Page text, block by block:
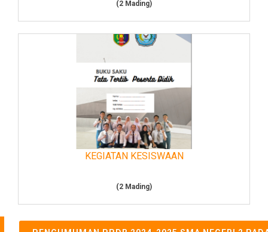
(2 Mading)
KEGIATAN KESISWAAN
(2 Mading)